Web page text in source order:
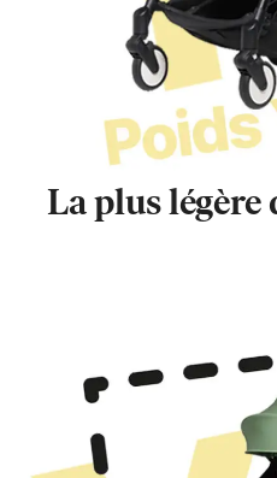
La plus légère